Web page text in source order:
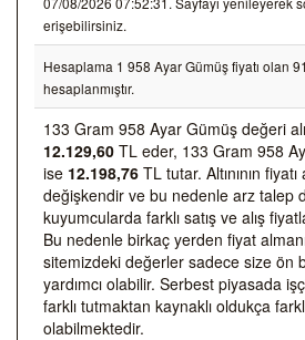
erişebilirsiniz.
Hesaplama 1 958 Ayar Gümüş fiyatı olan
hesaplanmıştır.
133 Gram 958 Ayar Gümüş değeri
12.129,60 TL eder, 133 Gram 958
ise 12.198,76 TL tutar. Altınının
değişkendir ve bu nedenle arz talep
kuyumcularda farklı satış ve alış
Bu nedenle birkaç yerden fiyat
sitemizdeki değerler sadece size ön
yardımcı olabilir. Serbest piyasada
farklı tutmaktan kaynaklı oldukça
olabilmektedir.